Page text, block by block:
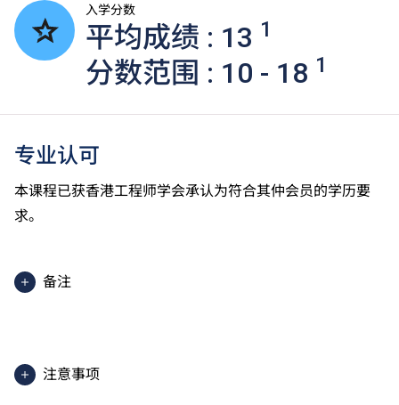
入学分数
平均成绩 : 13 1
分数范围 : 10 - 18 1
专业认可
本课程已获香港工程师学会承认为符合其仲会员的学历要
求。
备注
数。分数只供参考。（分数对应为：5**=7分；5*=6
分；5=5分；4=4分；3=3分；2=2分；1=1分）
注意事项